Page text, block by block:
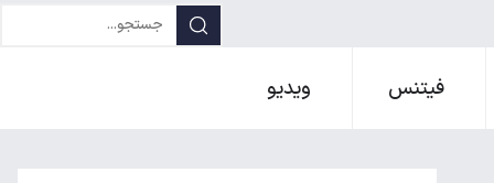
فیتنس ویدیو